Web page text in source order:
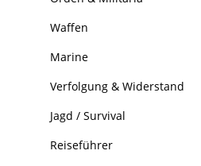
Waffen
Marine
Verfolgung & Widerstand
Jagd / Survival
Reiseführer